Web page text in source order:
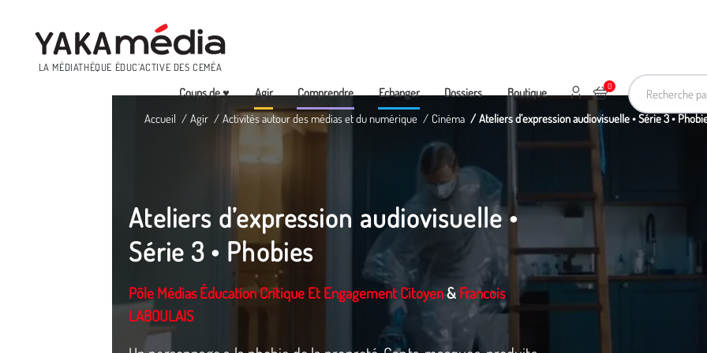
LA MÉDIATHÈQUE ÉDUC’ACTIVE DES CEMÉA
Recherche
Menu
Coups de ♥ Agir Comprendre Echanger Dossiers Boutique 0
Ajouter au panier
Mon compte
Accueil Agir Activités autour des médias et du numérique Cinéma Ateliers d’expression audiovisuelle • Série 3 •
Ateliers d’expression audiovisuelle •
Série 3 • Phobies
Pôle Médias Éducation Critique Et Engagement Citoyen& Francois
LABOULAIS